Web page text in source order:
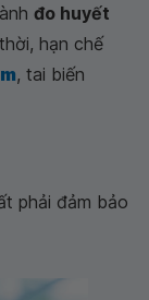
đo huyết
hạn chế
, tai biến
phải đảm bảo